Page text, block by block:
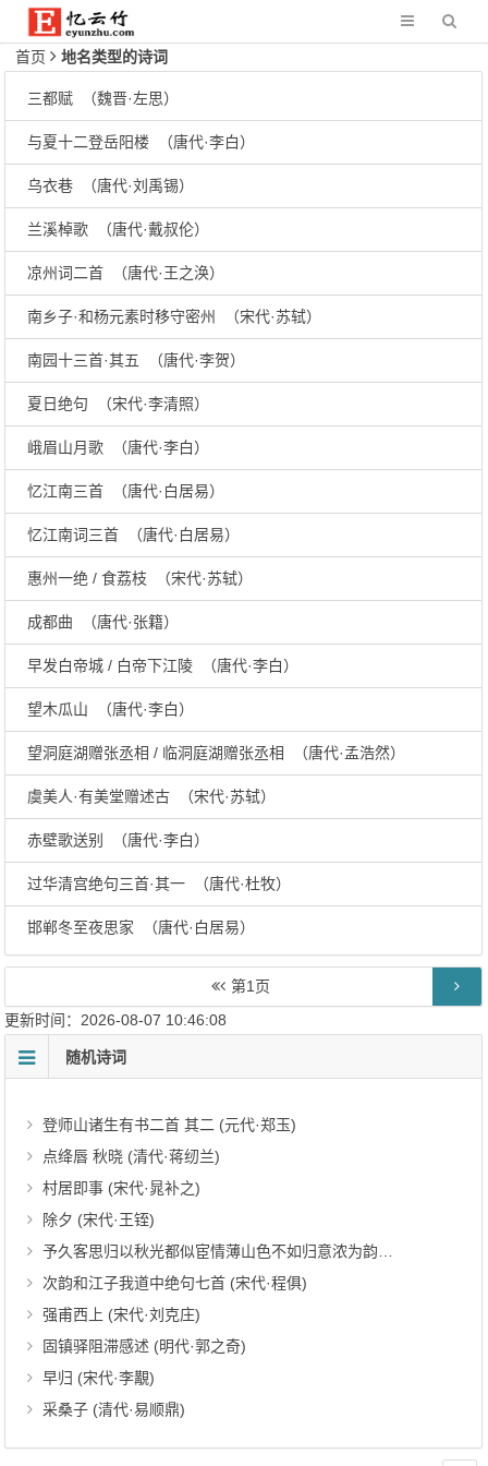
首页 地名类型的诗词
三都赋 （魏晋·左思）
与夏十二登岳阳楼 （唐代·李白）
乌衣巷 （唐代·刘禹锡）
兰溪棹歌 （唐代·戴叔伦）
凉州词二首 （唐代·王之涣）
南乡子·和杨元素时移守密州 （宋代·苏轼）
南园十三首·其五 （唐代·李贺）
夏日绝句 （宋代·李清照）
峨眉山月歌 （唐代·李白）
忆江南三首 （唐代·白居易）
忆江南词三首 （唐代·白居易）
惠州一绝 / 食荔枝 （宋代·苏轼）
成都曲 （唐代·张籍）
早发白帝城 / 白帝下江陵 （唐代·李白）
望木瓜山 （唐代·李白）
望洞庭湖赠张丞相 / 临洞庭湖赠张丞相 （唐代·孟浩然）
虞美人·有美堂赠述古 （宋代·苏轼）
赤壁歌送别 （唐代·李白）
过华清宫绝句三首·其一 （唐代·杜牧）
邯郸冬至夜思家 （唐代·白居易）
第1 页
更新时间：2026-08-07 10:46:08
随机诗词
登师山诸生有书二首 其二 (元代·郑玉)
点绛唇 秋晓 (清代·蒋纫兰)
村居即事 (宋代·晁补之)
除夕 (宋代·王铚)
予久客思归以秋光都似宦情薄山色不如归意浓为韵言志约金溧诸友共赋寄钱唐亲旧 其九 (宋代·仇远)
次韵和江子我道中绝句七首 (宋代·程俱)
强甫西上 (宋代·刘克庄)
固镇驿阻滞感述 (明代·郭之奇)
早归 (宋代·李覯)
采桑子 (清代·易顺鼎)